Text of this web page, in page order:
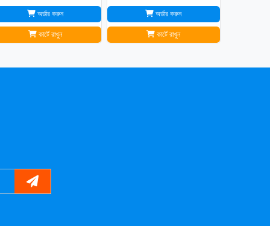
অর্ডার করুন
কার্টে রাখুন
অর্ডার করুন
কার্টে রাখুন